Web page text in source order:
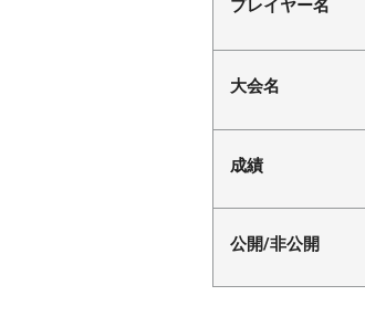
プレイヤー名
大会名
成績
公開/非公開